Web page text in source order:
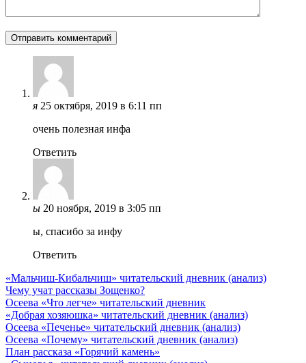
я 25 октября, 2019 в 6:11 пп
очень полезная инфа
Ответить
ы 20 ноября, 2019 в 3:05 пп
ы, спасибо за инфу
Ответить
«Мальчиш-Кибальчиш» читательский дневник (анализ)
Чему учат рассказы Зощенко?
Осеева «Что легче» читательский дневник
«Добрая хозяюшка» читательский дневник (анализ)
Осеева «Печенье» читательский дневник (анализ)
Осеева «Почему» читательский дневник (анализ)
План рассказа «Горячий камень»